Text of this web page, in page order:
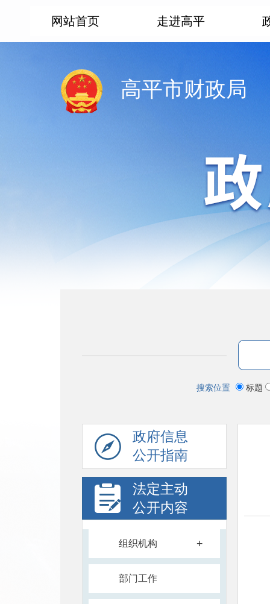
网站首页 走进高平
高平市财政局
搜索位置 标题
政府信息
公开指南
法定主动
公开内容
组织机构 +
部门工作